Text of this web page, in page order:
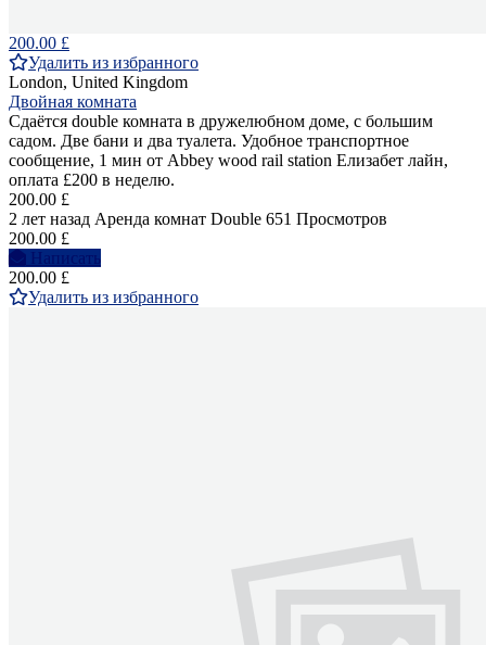
200.00 £
Удалить из избранного
London, United Kingdom
Двойная комната
Сдаётся double комната в дружелюбном доме, с большим
садом. Две бани и два туалета. Удобное транспортное
сообщение, 1 мин от Abbey wood rail station Елизабет лайн,
оплата £200 в неделю.
200.00 £
2 лет назад Аренда комнат Double 651 Просмотров
200.00 £
Написать
200.00 £
Удалить из избранного